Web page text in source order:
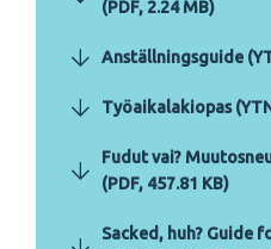
(PDF, 2.24 MB)
Anställningsguide
Työaikalakiopas
Fudut vai?
(PDF, 457.81 KB)
Sacked, huh? Guide